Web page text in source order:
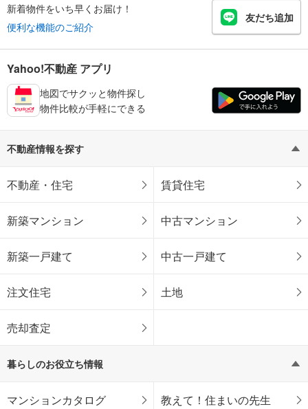
新着物件をいち早くお届け！
便利な機能のご紹介
友だち追加
Yahoo!不動産 アプリ
地図でサクッと物件探し
物件比較が手軽にできる
不動産情報を探す
不動産・住宅 賃貸住宅
新築マンション 中古マンション
新築一戸建て 中古一戸建て
注文住宅 土地
売却査定
暮らしのお役立ち情報
マンションカタログ 教えて！住まいの先生